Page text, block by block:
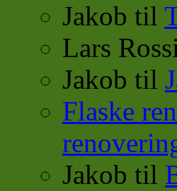
Jakob til
Lars
Jakob til
Flaske
Jakob til